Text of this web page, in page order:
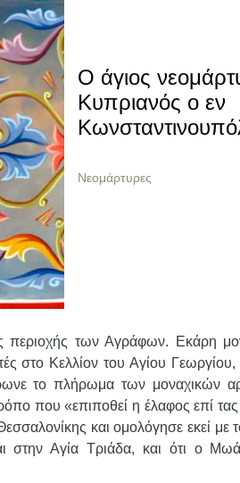
Ο άγιος
Κυπριανός ο εν
Νεομάρτυρες
περιοχής των Αγράφων. Εκάρη
στο Κελλίον του Αγίου
το πλήρωμα των μοναχικών
που «επιποθεί η έλαφος επί
και ομολόγησε εκεί με
Αγία Τριάδα, και ότι ο